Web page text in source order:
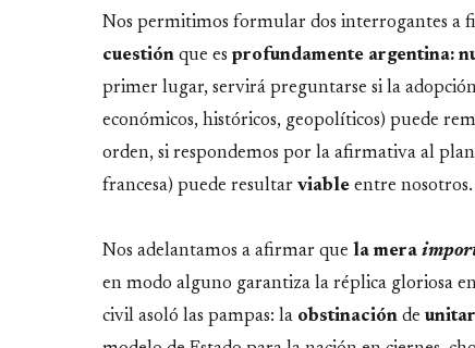
Nos permitimos formular dos interrogantes a
cuestión que es profundamente argentina:
primer lugar, servirá preguntarse si la
económicos, históricos, geopolíticos) puede
orden, si respondemos por la afirmativa al
francesa) puede resultar viable entre nosotros.
Nos adelantamos a afirmar que la mera
en modo alguno garantiza la réplica gloriosa
civil asoló las pampas: la obstinación de